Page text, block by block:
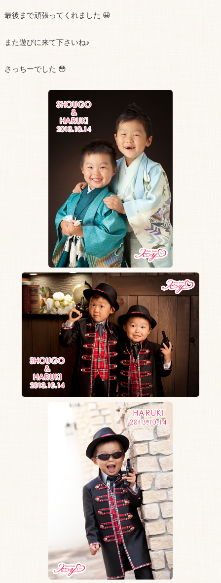
最後まで頑張ってくれました 😀
また遊びに来て下さいね♪
さっちーでした 😳